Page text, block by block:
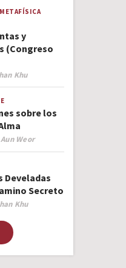
METAFÍSICA
y
(Congreso
Khu
sobre los
Weor
Develadas
Secreto
Khu